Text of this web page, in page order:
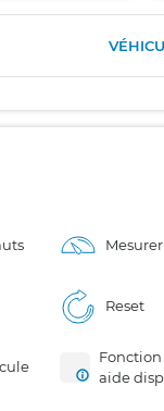
Reset
aide